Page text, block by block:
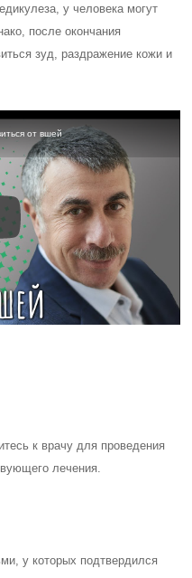
у человека могут
после окончания
зуд, раздражение кожи и
от вшей
к врачу для проведения
лечения.
у которых подтвердился